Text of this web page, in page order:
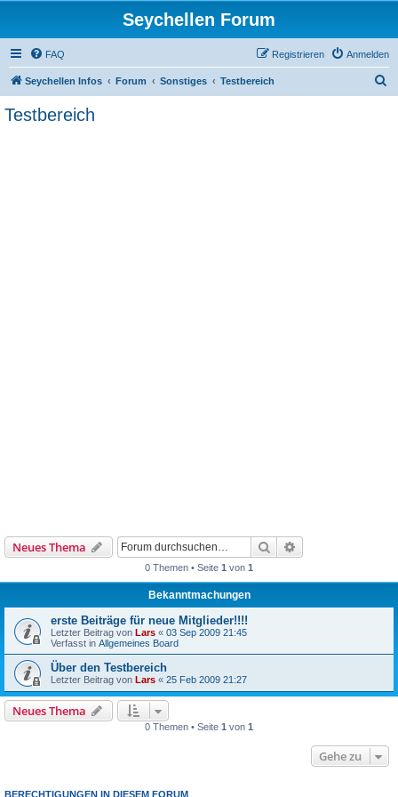
Seychellen Forum
FAQ Anmelden
Registrieren
Seychellen Infos Forum Sonstiges Testbereich
Testbereich
Neues Thema Suche
0 Themen • Seite 1 von 1
Bekanntmachungen
erste Beiträge für neue Mitglieder!!!!
Letzter Beitrag von Lars « 03 Sep 2009 21:45
Verfasst in Allgemeines Board
Über den Testbereich
Letzter Beitrag von Lars « 25 Feb 2009 21:27
Neues Thema
0 Themen • Seite 1 von 1
Gehe zu
BERECHTIGUNGEN IN DIESEM FORUM